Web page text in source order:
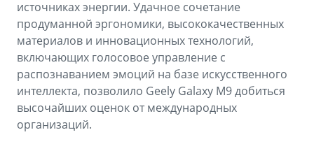
источниках энергии. Удачное сочетание
продуманной эргономики, высококачественных
материалов и инновационных технологий,
включающих голосовое управление с
распознаванием эмоций на базе искусственного
интеллекта, позволило Geely Galaxy M9 добиться
высочайших оценок от международных
организаций.